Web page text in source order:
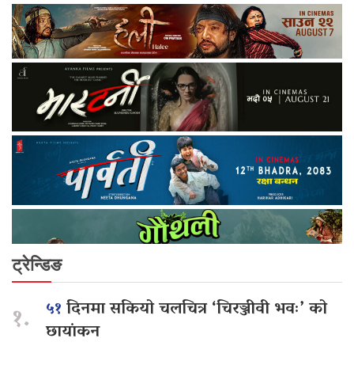
ट्रेन्डिङ
१. ५१दिनमा सकियो चलचित्र ‘चिरञ्जीवी भवः’ को
छायांकन